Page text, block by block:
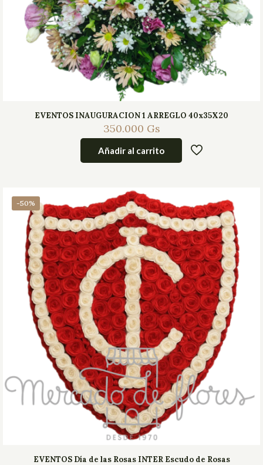
EVENTOS INAUGURACION 1 ARREGLO 40x35X20
350.000 Gs
Añadir al carrito
-50%
EVENTOS Día de las Rosas INTER Escudo de Rosas